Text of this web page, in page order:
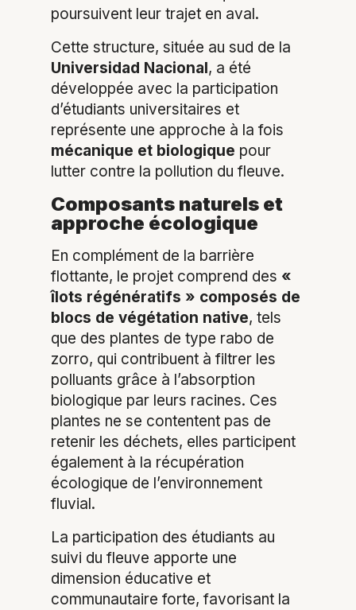
poursuivent leur trajet en aval.
Cette structure, située au sud de la
Universidad Nacional, a été
développée avec la participation
d’étudiants universitaires et
représente une approche à la fois
mécanique et biologique pour
lutter contre la pollution du fleuve.
Composants naturels et
approche écologique
En complément de la barrière
flottante, le projet comprend des «
îlots régénératifs » composés de
blocs de végétation native, tels
que des plantes de type rabo de
zorro, qui contribuent à filtrer les
polluants grâce à l’absorption
biologique par leurs racines. Ces
plantes ne se contentent pas de
retenir les déchets, elles participent
également à la récupération
écologique de l’environnement
fluvial.
La participation des étudiants au
suivi du fleuve apporte une
dimension éducative et
communautaire forte, favorisant la